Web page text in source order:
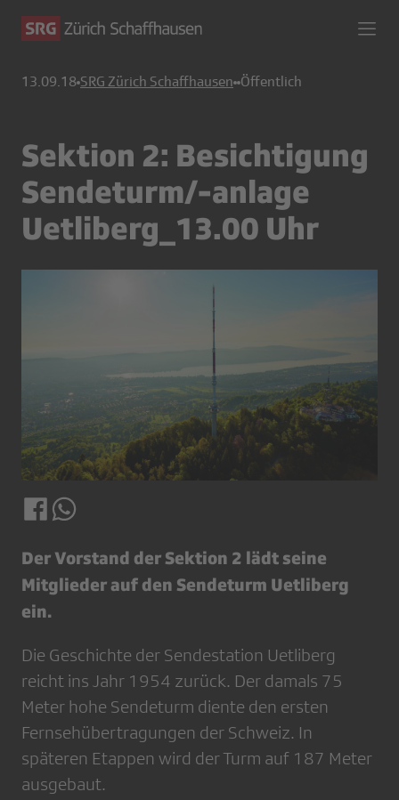
13.09.18 SRG Zürich Schaffhausen Öffentlich
Sektion 2: Besichtigung
Sendeturm/-anlage
Uetliberg_13.00 Uhr
Der Vorstand der Sektion 2 lädt seine
Mitglieder auf den Sendeturm Uetliberg
ein.
Die Geschichte der Sendestation Uetliberg
reicht ins Jahr 1954 zurück. Der damals 75
Meter hohe Sendeturm diente den ersten
Fernsehübertragungen der Schweiz. In
späteren Etappen wird der Turm auf 187 Meter
ausgebaut.